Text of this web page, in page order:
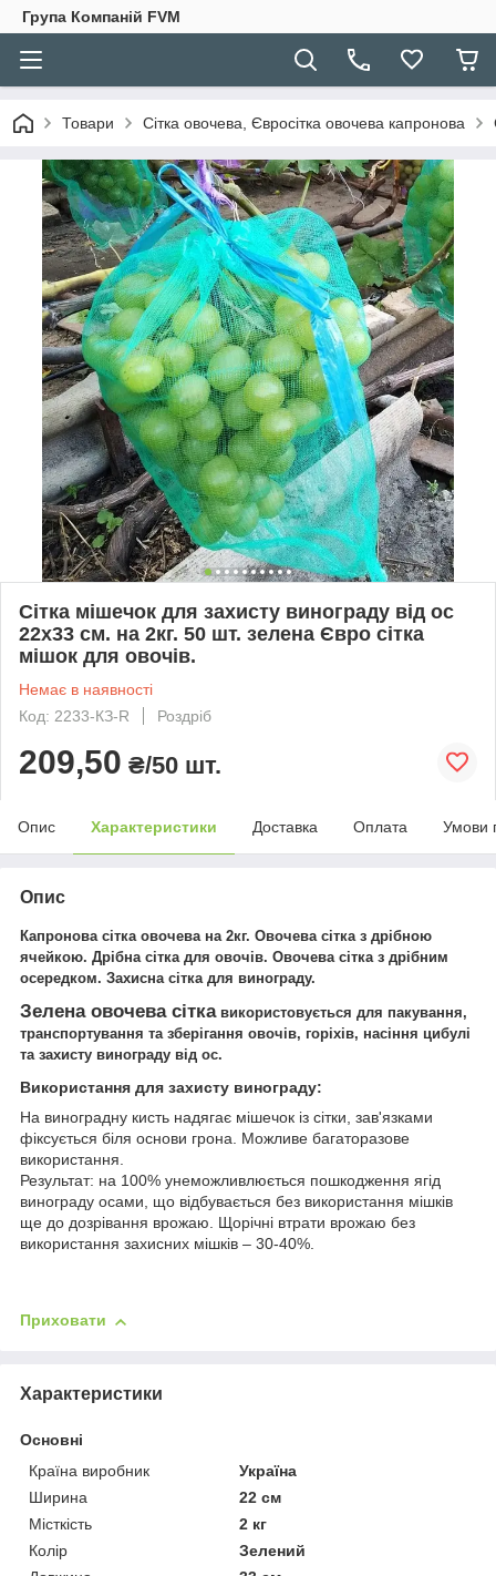
Група Компаній FVM
Товари Сітка овочева, Євросітка овочева капронова
Сітка мішечок для захисту винограду від ос
22х33 см. на 2кг. 50 шт. зелена Євро сітка
мішок для овочів.
Немає в наявності
Код: 2233-КЗ-R
Роздріб
209,50 ₴/50 шт.
Опис Характеристики Доставка Оплата Умови
Опис
Капронова сітка овочева на 2кг. Овочева сітка з дрібною
ячейкою. Дрібна сітка для овочів. Овочева сітка з дрібним
осередком. Захисна сітка для винограду.
Зеленаовочева сітка використовується для пакування,
транспортування та зберігання овочів, горіхів, насіння цибулі
та захисту винограду від ос.
Використання для захисту винограду:
На виноградну кисть надягає мішечок із сітки, зав'язками
фіксується біля основи грона. Можливе багаторазове
використання.
Результат: на 100% унеможливлюється пошкодження ягід
винограду осами, що відбувається без використання мішків
ще до дозрівання врожаю. Щорічні втрати врожаю без
використання захисних мішків – 30-40%.
Приховати
Характеристики
Основні
Країна виробник
Україна
Ширина
22 см
Місткість
2 кг
Колір
Зелений